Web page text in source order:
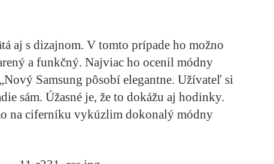
aj s dizajnom. V tomto prípade ho možno
a funkčný. Najviac ho ocenil módny
Samsung pôsobí elegantne. Užívateľ si
sám. Úžasné je, že to dokážu aj hodinky.
na ciferníku vykúzlim dokonalý módny